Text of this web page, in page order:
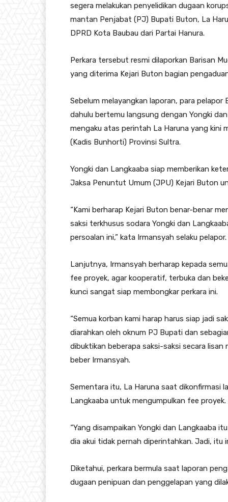
segera melakukan penyelidikan dugaan
mantan Penjabat (PJ) Bupati Buton, La
DPRD Kota Baubau dari Partai Hanura.
Perkara tersebut resmi dilaporkan Barisan
yang diterima Kejari Buton bagian
Sebelum melayangkan laporan, para
dahulu bertemu langsung dengan Yongki
mengaku atas perintah La Haruna yang kini
(Kadis Bunhorti) Provinsi Sultra.
Yongki dan Langkaaba siap memberikan
Jaksa Penuntut Umum (JPU) Kejari Buton
“Kami berharap Kejari Buton benar-benar
saksi terkhusus sodara Yongki dan
persoalan ini,” kata Irmansyah selaku pelapor.
Lanjutnya, Irmansyah berharap kepada
fee proyek, agar kooperatif, terbuka dan
kunci sangat siap membongkar perkara ini.
“Semua korban kami harap harus siap jadi
diarahkan oleh oknum PJ Bupati dan
dibuktikan beberapa saksi-saksi secara lisan
beber Irmansyah.
Sementara itu, La Haruna saat dikonfirmasi
Langkaaba untuk mengumpulkan fee proyek.
“Yang disampaikan Yongki dan Langkaaba
dia akui tidak pernah diperintahkan. Jadi, itu
Diketahui, perkara bermula saat laporan
dugaan penipuan dan penggelapan yang